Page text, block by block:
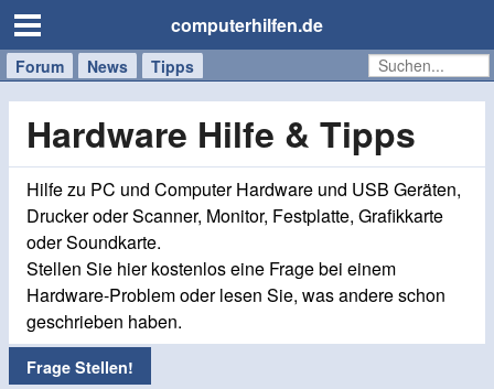
computerhilfen.de
Forum News Tipps
Handy
Windows
Mac
Hardware Hilfe & Tipps
Hilfe zu PC und Computer Hardware und USB Geräten,
Drucker oder Scanner, Monitor, Festplatte, Grafikkarte
oder Soundkarte.
Stellen Sie hier kostenlos eine Frage bei einem
Hardware-Problem oder lesen Sie, was andere schon
geschrieben haben.
Frage Stellen!